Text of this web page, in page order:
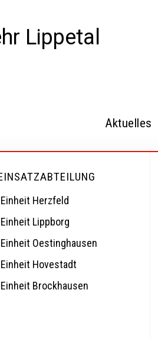
Aktuelles
Einheit Herzfeld
Einheit Lippborg
Einheit Oestinghausen
Einheit Hovestadt
Einheit Brockhausen